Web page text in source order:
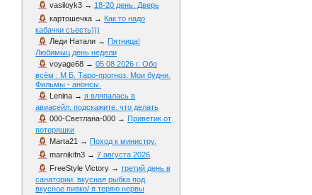
vasiloyk3 → 18-20 день. Дверь
картошечка → Как то надо
кабачки съесть)))
Леди Натали → Пятница!
Любимыц день недели
voyage68 → 05 08 2026 г. Обо
всём : М Б. Таро-прогноз. Мои будни.
Фильмы - анонсы.
Lenina → я вляпалась в
авиасейл. подскажите. что делать
000-Светлана-000 → Приветик от
потеряшки
Marta21 → Поход к министру.
marnikifn3 → 7 августа 2026
FreeStyle Victory → третий день в
санатории. вкусная рыбка под
вкусное пивко/ я теряю нервы